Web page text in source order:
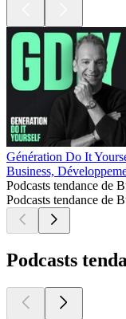
Génération Do It
Business,
Podcasts tendance de
Podcasts tendance de
Podcasts